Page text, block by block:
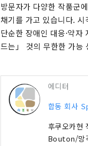
방문자가 다양한 작품군
채기를 가고 있습니다.
단순한 장애인 대응·약
드는」 것의 무한한 가능
에디터
합동 회사
후쿠오카현
Bouton/망